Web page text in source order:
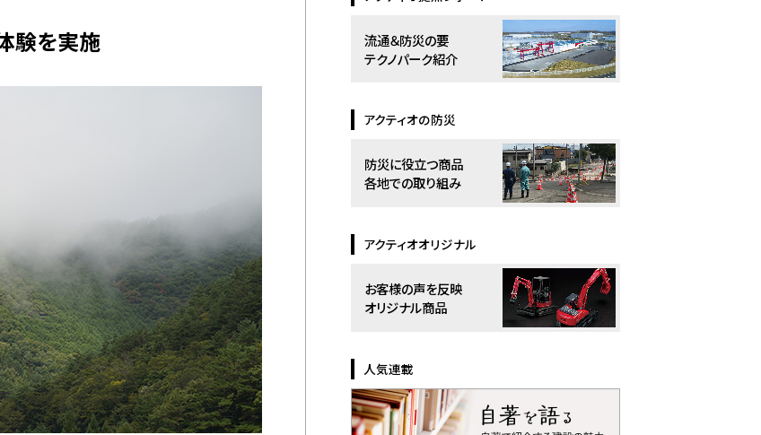
験を実施
流通＆防災の要
テクノパーク紹介
アクティオの防災
防災に役立つ商品
各地での取り組み
アクティオオリジナル
お客様の声を反映
オリジナル商品
人気連載